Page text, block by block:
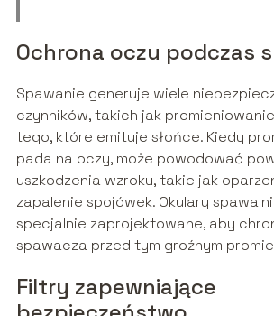
Ochrona oczu podczas
Spawanie generuje wiele
czynników, takich jak
tego, które emituje słońce. Kiedy
pada na oczy, może powodować
uszkodzenia wzroku, takie jak
zapalenie spojówek. Okulary
specjalnie zaprojektowane, aby
spawacza przed tym groźnym
Filtry zapewniające